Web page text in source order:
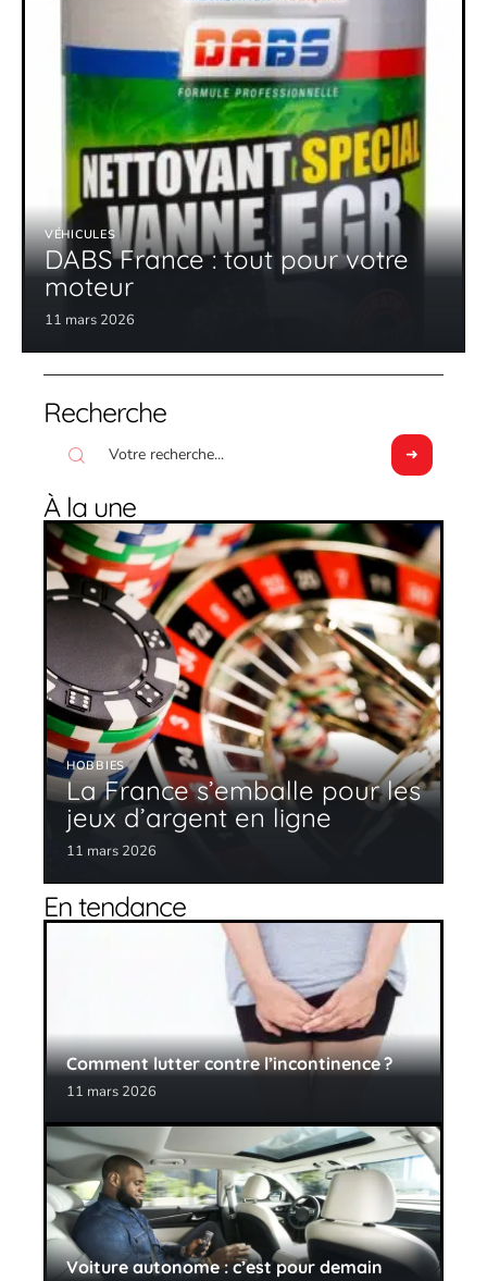
VÉHICULES
DABS France : tout pour votre
moteur
11 mars 2026
Recherche
À la une
HOBBIES
La France s’emballe pour les
jeux d’argent en ligne
11 mars 2026
En tendance
Comment lutter contre l’incontinence ?
11 mars 2026
Voiture autonome : c’est pour demain